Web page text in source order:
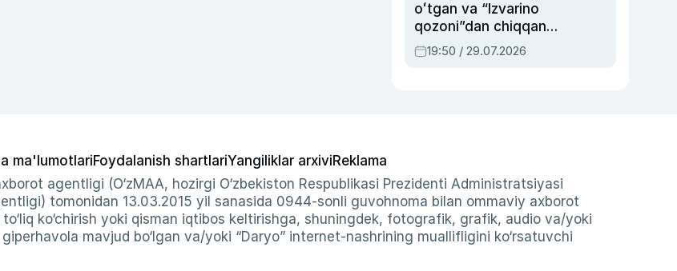
oʻtgan va “Izvarino
qozoni”dan chiqqan
qahramon — Ukraina
armiyasi bosh
19:50 / 29.07.2026
ma'lumotlariFoydalanish shartlariYangiliklar arxiviReklama
agentligi (O‘zMAA, hozirgi O‘zbekiston Respublikasi Prezidenti Administratsiyasi
tomonidan 13.03.2015 yil sanasida 0944-sonli guvohnoma bilan ommaviy axborot
ko‘chirish yoki qisman iqtibos keltirishga, shuningdek, fotografik, grafik, audio va/yoki
mavjud bo‘lgan va/yoki “Daryo” internet-nashrining muallifligini ko‘rsatuvchi